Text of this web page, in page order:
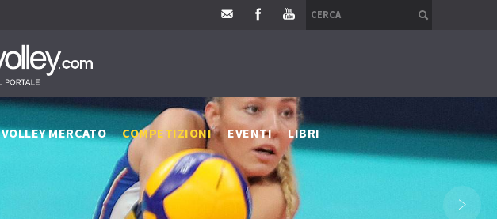
VOLLEY MERCATO COMPETIZIONI EVENTI LIBRI
›